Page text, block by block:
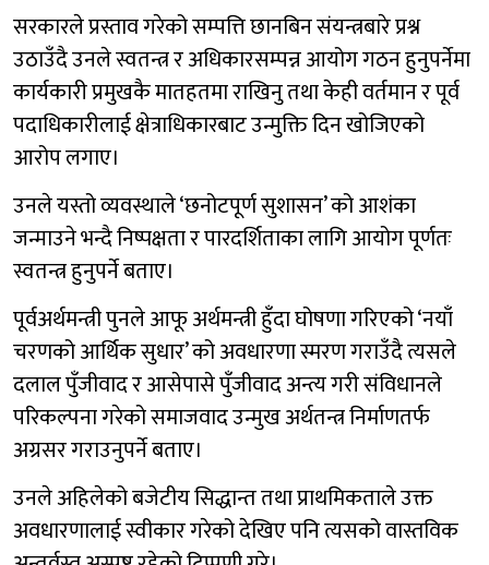
सरकारले प्रस्ताव गरेको सम्पत्ति छानबिन संयन्त्रबारे प्रश्न
उठाउँदै उनले स्वतन्त्र र अधिकारसम्पन्न आयोग गठन हुनुपर्नेमा
कार्यकारी प्रमुखकै मातहतमा राखिनु तथा केही वर्तमान र पूर्व
पदाधिकारीलाई क्षेत्राधिकारबाट उन्मुक्ति दिन खोजिएको
आरोप लगाए।
उनले यस्तो व्यवस्थाले ‘छनोटपूर्ण सुशासन’ को आशंका
जन्माउने भन्दै निष्पक्षता र पारदर्शिताका लागि आयोग पूर्णतः
स्वतन्त्र हुनुपर्ने बताए।
पूर्वअर्थमन्त्री पुनले आफू अर्थमन्त्री हुँदा घोषणा गरिएको ‘नयाँ
चरणको आर्थिक सुधार’ को अवधारणा स्मरण गराउँदै त्यसले
दलाल पुँजीवाद र आसेपासे पुँजीवाद अन्त्य गरी संविधानले
परिकल्पना गरेको समाजवाद उन्मुख अर्थतन्त्र निर्माणतर्फ
अग्रसर गराउनुपर्ने बताए।
उनले अहिलेको बजेटीय सिद्धान्त तथा प्राथमिकताले उक्त
अवधारणालाई स्वीकार गरेको देखिए पनि त्यसको वास्तविक